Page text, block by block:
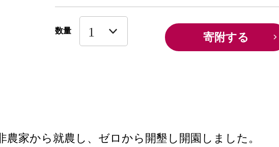
数量 寄附する
家から就農し、ゼロから開墾し開園しました。